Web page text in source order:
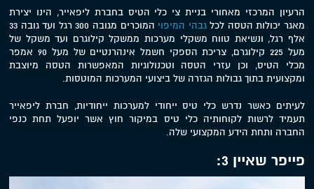
הרעיון המרכזי מאחורי בניית צי כלי הטיס בחברת ליפאייר, הינו יצירת
מאגר יכולות הטסה לכלגבהי המיפוי
המוכרים מגובה 300 רגל ועד גובה 33
אלף רגל, ונשיאת טווח משקלי מערכות ממשקל קילוגרם ועד משקל של
מעל 225 קילוגרם, צריכת הספקי חשמל אינהרנטיים של מעל 90 אמפר
מכלי הטיס, וכן עזרי הטסה וטכנולוגיות המאפשרות הטסה מיוצבת
ומקצועית בתוך גבולות הגזרה של ביצועי המערכות המוטסות.
לעיתים כאשר נדרש כלי טיס ייחודי למערכות ייחודיות, חברת ליפאייר
תעמיד לרשות לקוחותיה כלי טיס במיקור חוץ אשר יופעל תחת כנפי
החברה ותחת הידע המקצועי שלה.
פייפר שאיין 3: